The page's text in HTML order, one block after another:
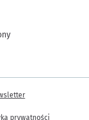
prywatności